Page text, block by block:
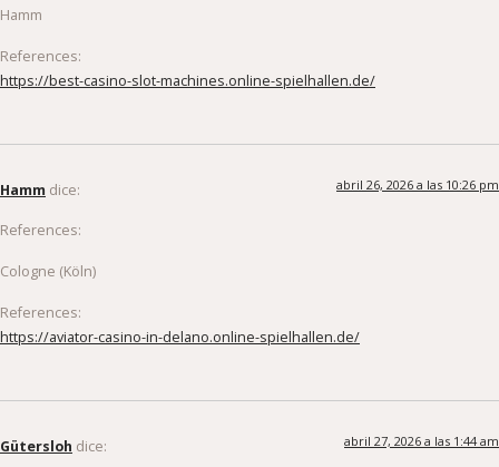
Hamm
References:
https://best-casino-slot-machines.online-spielhallen.de/
Hamm dice: abril 26, 2026 a las 10:26 pm
References:
Cologne (Köln)
References:
https://aviator-casino-in-delano.online-spielhallen.de/
Gütersloh dice: abril 27, 2026 a las 1:44 am